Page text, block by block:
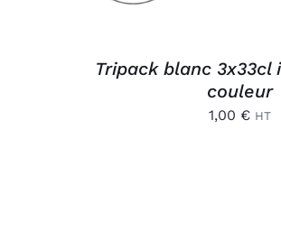
Tripack blanc 3x33cl
couleur
1,00 € HT